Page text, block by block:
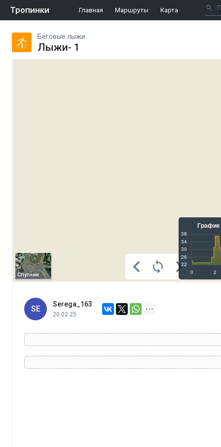
Тропинки Главная Маршруты Карта
Беговые лыжи
Лыжи- 1
Спутник
SE
Serega_163
20.02.25